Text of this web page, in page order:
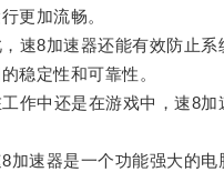
更加流畅。
8加速器还能有效防止系
稳定性和可靠性。
中还是在游戏中，速8加
速器是一个功能强大的电